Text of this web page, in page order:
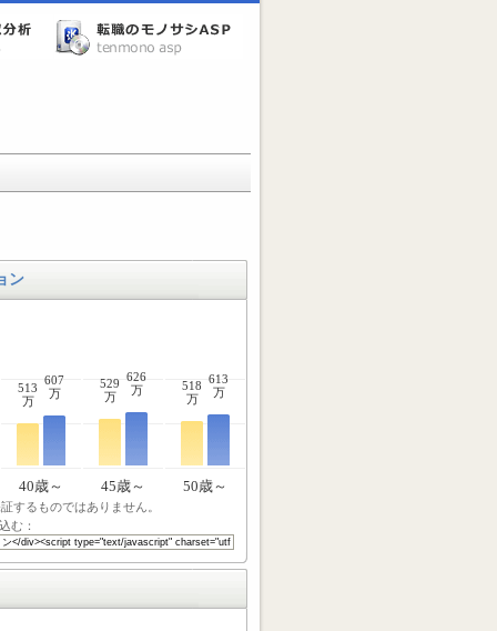
ン
513
万
607
万
529
万
626
万
518
万
613
万
40歳～ 45歳～ 50歳～
するものではありません。
む：